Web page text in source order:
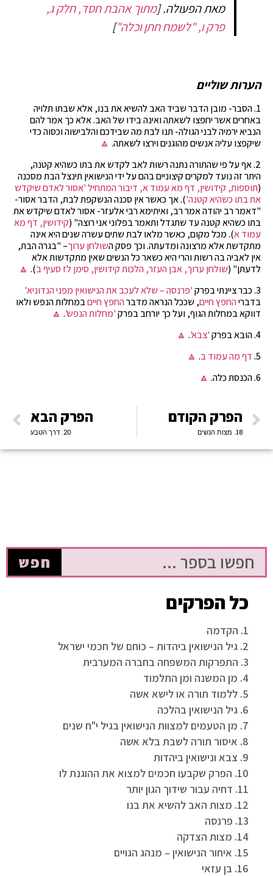
מאת הפעולה.[מתוך אהבת חסד, חלק ג,
פרק ו, "לשמח חתן וכלה"]
הערות שוליים
1. הסבר- מובן הדבר שביד האב להשיא את בנו, אלא שבתו תלויה
באחרים אשר יחפצו לשאתה ואינה בידו של האב. אלא כך אמר להם
הנביא ירמיה לבני הגולה- תנו לבת מה שבידכם והלבישוה וכסוה כדי
שיקפצו עליה אנשים מהוגנים וירצו לשאתה. 🔼
2. אף על פי שהתורה נתנה רשות לאב לקדש את בתו כשהיא קטנה,
היתר זה נועד למקרים קיצוניים בהם על ידי הנישואין תינצל הבת מסכנה
(תוספות, קידושין, דף מא עמוד א, דיבור המתחיל 'אסור לאדם שיקדש
את בתו כשהיא קטנה'). אך כאשר אין סכנה הנשקפת לבת, הדבר אסור-
"דאמר רב יהודה אמר רב, ואיתימא רבי אלעזר- אסור לאדם שיקדש את
בתו כשהיא קטנה עד שתגדל ותאמר בפלוני אני רוצה" (קידושין, דף מא
עמוד א). מכל מקום, כאשר מלאו לבת שתים עשרה שנים היא אינה
מתקדשת אלא מרצונה ומדעתה. וכך פסק השולחן ערוך– "בגרה הבת,
אין לאביה בה רשות והרי היא כשאר כל הנשים שאין מתקדשות אלא
לדעתן" (שולחן ערוך, אבן העזר, הלכות קידושין, סימן לז סעיף ב).
🔼
3. כבר ציינתי בפרק
'פרנסה – שלא לעכב את הנישואין מפני הנדוניא'
בדבריהחפץ חיים, שככל הנראה מדברהחפץ חייםבמחלות הנפש ולאו
דווקא במחלות הגוף, ועל כך יורחב בפרק'מחלות הנפש'.
🔼
4. הובא בפרק
'צבא'.
🔼
5. דף מה עמוד ב.
🔼
6. הכנסת כלה.
🔼
הפרק הקודם
18. מצות הנשים
הפרק הבא
20. דרך הטבע
חפש
כל הפרקים
1. הקדמה
2. גיל הנישואין ביהדות – כוחם של חכמי ישראל
3. התפרקות המשפחה בחברה המערבית
4. מן המשנה ומן התלמוד
5. ללמוד תורה או לישא אשה
6. גיל הנישואין בהלכה
7. מן הטעמים למצוות הנישואין בגיל י"ח שנים
8. איסור תורה לשבת בלא אשה
9. צבא ונישואין ביהדות
10. הפרק שקבעו חכמים למצוא את ההוגנת לו
11. דחיה עבור שידוך הגון יותר
12. מצות האב להשיא את בנו
13. פרנסה
14. מצות הצדקה
15. איחור הנישואין – מנהג הגויים
16. בן עזאי